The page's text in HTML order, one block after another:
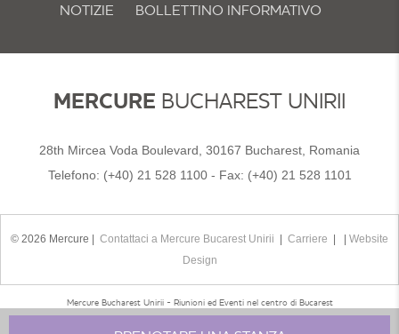
NOTIZIE BOLLETTINO INFORMATIVO
MERCURE BUCHAREST UNIRII
28th Mircea Voda Boulevard, 30167 Bucharest, Romania
Telefono: (+40) 21 528 1100- Fax: (+40) 21 528 1101
© 2026 Mercure | Contattaci a Mercure Bucarest Unirii Carriere
Website
Design
Mercure Bucharest Unirii - Riunioni ed Eventi nel centro di Bucarest